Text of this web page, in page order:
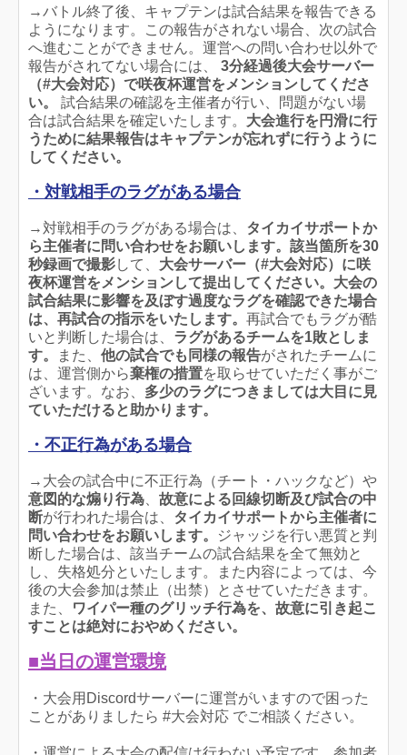
→バトル終了後、キャプテンは試合結果を報告できる
ようになります。この報告がされない場合、次の試合
へ進むことができません。運営への問い合わせ以外で
報告がされてない場合には、 3分経過後大会サーバー
（#大会対応）で咲夜杯運営をメンションしてくださ
い。
試合結果の確認を主催者が行い、問題がない場
合は試合結果を確定いたします。 大会進行を円滑に行
うために結果報告はキャプテンが忘れずに行うように
してください。
・対戦相手のラグがある場合
→対戦相手のラグがある場合は、
タイカイサポートか
ら主催者に問い合わせをお願いします。 該当箇所を30
秒録画で撮影して、 大会サーバー（#大会対応）に咲
夜杯運営をメンションして提出してください。大会の
試合結果に影響を及ぼす過度なラグを確認できた場合
は、再試合の指示をいたします。 再試合でもラグが酷
いと判断した場合は、 ラグがあるチームを1敗としま
す。
また、 他の試合でも同様の報告がされたチームに
は、運営側から棄権の措置を取らせていただく事がご
ざいます。なお、 多少のラグにつきましては大目に見
ていただけると助かります。
・不正行為がある場合
→大会の試合中に不正行為（チート・ハックなど）や
意図的な煽り行為
故意による回線切断及び試合の中
断が行われた場合は、
タイカイサポートから主催者に
問い合わせをお願いします。
ジャッジを行い悪質と判
断した場合は、該当チームの試合結果を全て無効と
し、失格処分といたします。また内容によっては、今
後の大会参加は禁止（出禁）とさせていただきます。
また、
ワイパー種のグリッチ行為を、故意に引き起こ
すことは絶対におやめください。
■当日の運営環境
・大会用Discordサーバーに運営がいますので困った
ことがありましたら #大会対応 でご相談ください。